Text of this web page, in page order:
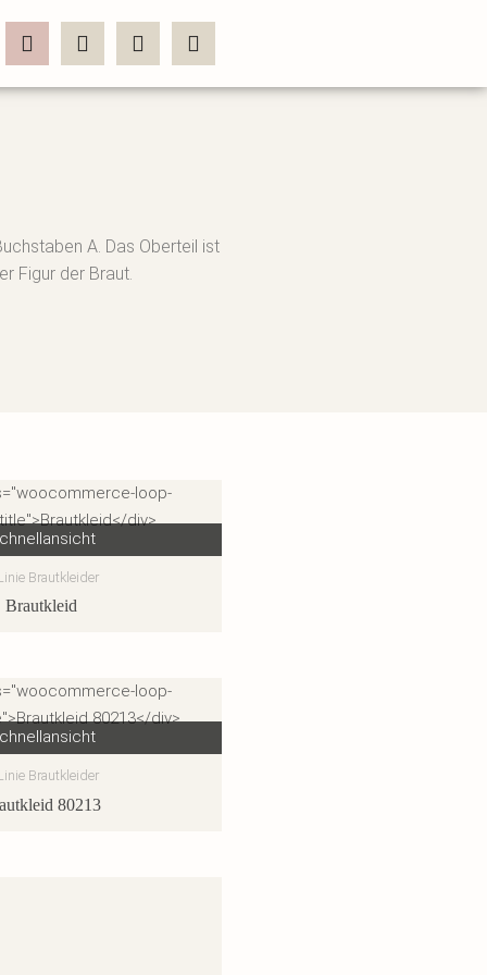
A. Das Oberteil ist
Figur der Braut.
Brautkleider
Brautkleid
Brautkleider
80213